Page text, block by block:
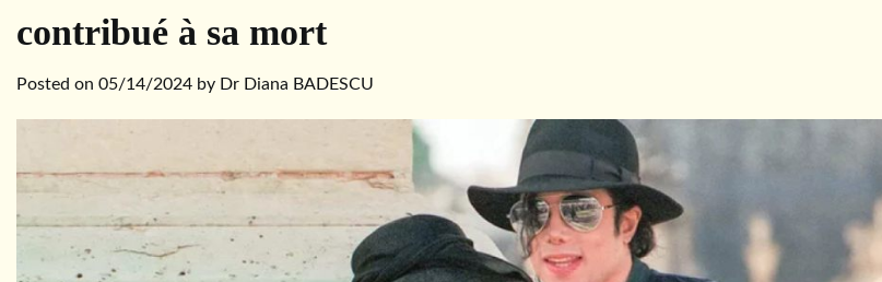
contribué à sa mort
Posted on 05/14/2024 by Dr Diana BADESCU